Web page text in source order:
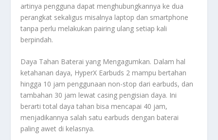
artinya pengguna dapat menghubungkannya ke dua
perangkat sekaligus misalnya laptop dan smartphone
tanpa perlu melakukan pairing ulang setiap kali
berpindah.
Daya Tahan Baterai yang Mengagumkan. Dalam hal
ketahanan daya, HyperX Earbuds 2 mampu bertahan
hingga 10 jam penggunaan non-stop dari earbuds, dan
tambahan 30 jam lewat casing pengisian daya. Ini
berarti total daya tahan bisa mencapai 40 jam,
menjadikannya salah satu earbuds dengan baterai
paling awet di kelasnya.